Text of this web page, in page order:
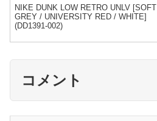
NIKE DUNK LOW RETRO UNLV [SOFT
GREY / UNIVERSITY RED / WHITE]
(DD1391-002)
コメント